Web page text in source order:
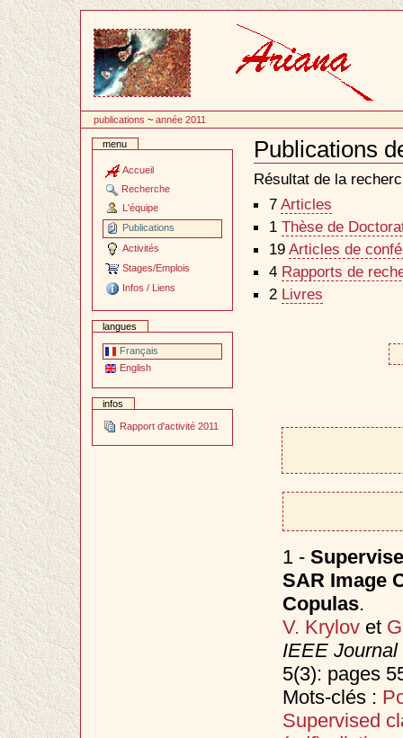
contenu
publications ~année 2011
menu
Accueil
Recherche
L'équipe
Publications
Activités
Stages/Emplois
Infos / Liens
langues
Français
English
infos
Rapport d'activité 2011
Publications
Document
Actions
Résultat de la
7 Articles
1 Thèse de
19 Articles de
4 Rapports de
2 Livres
1 -
SAR Image
Copulas.
V. Krylovet
IEEE
5(3): pages
Mots-clés :
Supervised